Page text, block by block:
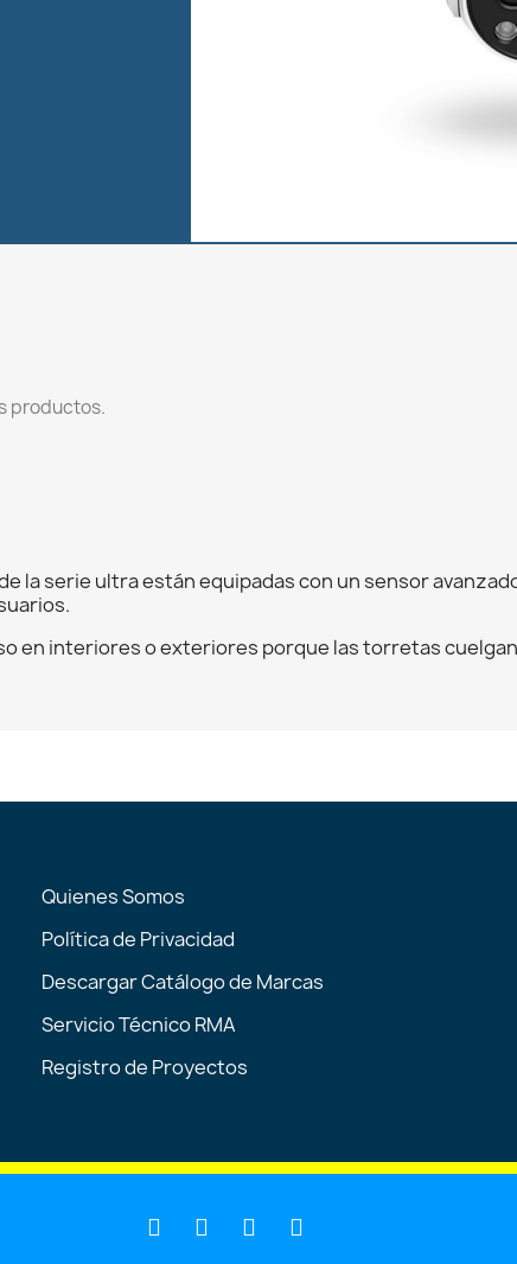
productos.
la serie ultra están equipadas con un sensor
en interiores o exteriores porque las torretas
Quienes Somos
Política de Privacidad
Descargar Catálogo de Marcas
Servicio Técnico RMA
Registro de Proyectos